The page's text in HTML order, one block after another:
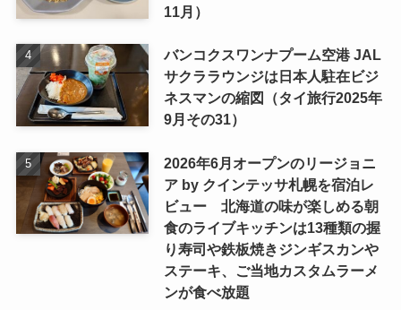
11月）
バンコクスワンナプーム空港 JAL
サクララウンジは日本人駐在ビジ
ネスマンの縮図（タイ旅行2025年
9月その31）
2026年6月オープンのリージョニ
ア by クインテッサ札幌を宿泊レ
ビュー 北海道の味が楽しめる朝
食のライブキッチンは13種類の握
り寿司や鉄板焼きジンギスカンや
ステーキ、ご当地カスタムラーメ
ンが食べ放題